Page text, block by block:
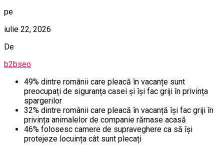
pe
iulie 22, 2026
De
b2bseo
49% dintre românii care pleacă în vacanțe sunt
preocupați de siguranța casei și își fac griji în privința
spargerilor
32% dintre românii care pleacă în vacanță își fac griji în
privința animalelor de companie rămase acasă
46% folosesc camere de supraveghere ca să își
protejeze locuința cât sunt plecați